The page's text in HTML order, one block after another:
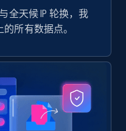
全天候 IP 轮换，我
所有数据点。